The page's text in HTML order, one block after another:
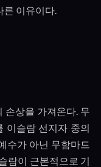
른 이유이다.
손상을 가져온다. 무
이슬람 선지자 중의
수가 아닌 무함마드
람이 근본적으로 기